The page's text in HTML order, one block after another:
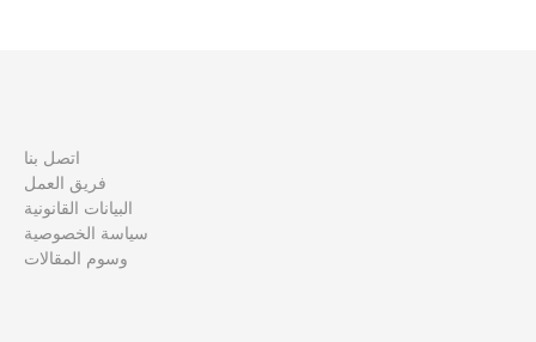
اتصل بنا
فريق العمل
البيانات القانونية
سياسة الخصوصية
وسوم المقالات